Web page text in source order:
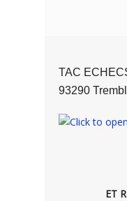
TAC
93290
ET